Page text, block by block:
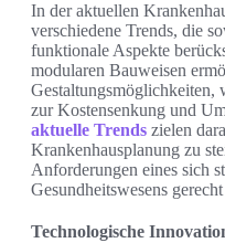
In der aktuellen
verschiedene Trends, die
funktionale Aspekte
modularen Bauweisen
Gestaltungsmöglichkeiten,
zur Kostensenkung und
aktuelle Trends zielen
Krankenhausplanung zu
Anforderungen eines sich
Gesundheitswesens
Technologische